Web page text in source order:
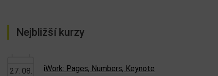
Nejbližší kurzy
27. 08. iWork: Pages, Numbers, Keynote